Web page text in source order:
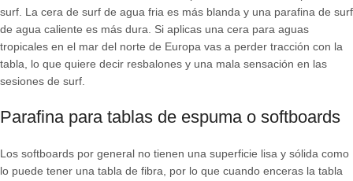
surf. La cera de surf de agua fria es más blanda y una parafina de surf
de agua caliente es más dura. Si aplicas una cera para aguas
tropicales en el mar del norte de Europa vas a perder tracción con la
tabla, lo que quiere decir resbalones y una mala sensación en las
sesiones de surf.
Parafina para tablas de espuma o softboards
Los softboards por general no tienen una superficie lisa y sólida como
lo puede tener una tabla de fibra, por lo que cuando enceras la tabla